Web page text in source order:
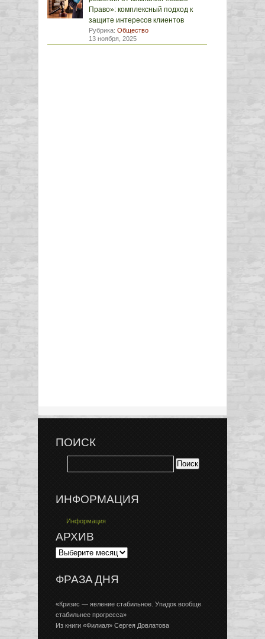
Право»: комплексный подход к
защите интересов клиентов
Рубрика: Общество
13 ноября, 2025
ПОИСК
ИНФОРМАЦИЯ
Информация
АРХИВ
ФРАЗА ДНЯ
«Кризис — явление стабильное. Упадок вообще
стабильнее прогресса»
Из книги «Филиал» Сергея Довлатова